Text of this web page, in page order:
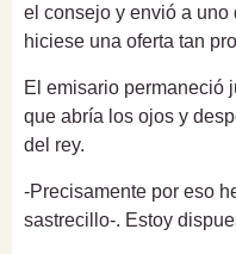
el consejo y envió a
hiciese una oferta tan
El emisario permaneció
que abría los ojos y
del rey.
-Precisamente por eso
sastrecillo-. Estoy